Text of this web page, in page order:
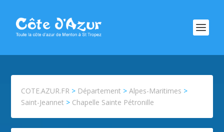
COTE.AZUR.FR > Département >Alpes-Maritimes >
Saint-Jeannet > Chapelle Sainte Pétronille